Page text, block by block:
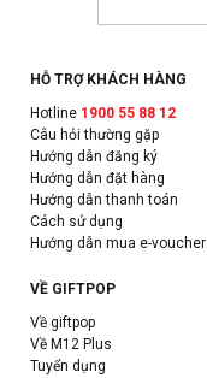
HỖ TRỢ KHÁCH HÀNG
Hotline 1900 55 88 12
Câu hỏi thường gặp
Hướng dẫn đăng ký
Hướng dẫn đặt hàng
Hướng dẫn thanh toán
Cách sử dụng
Hướng dẫn mua e-voucher
VỀ GIFTPOP
Về giftpop
Về M12 Plus
Tuyển dụng